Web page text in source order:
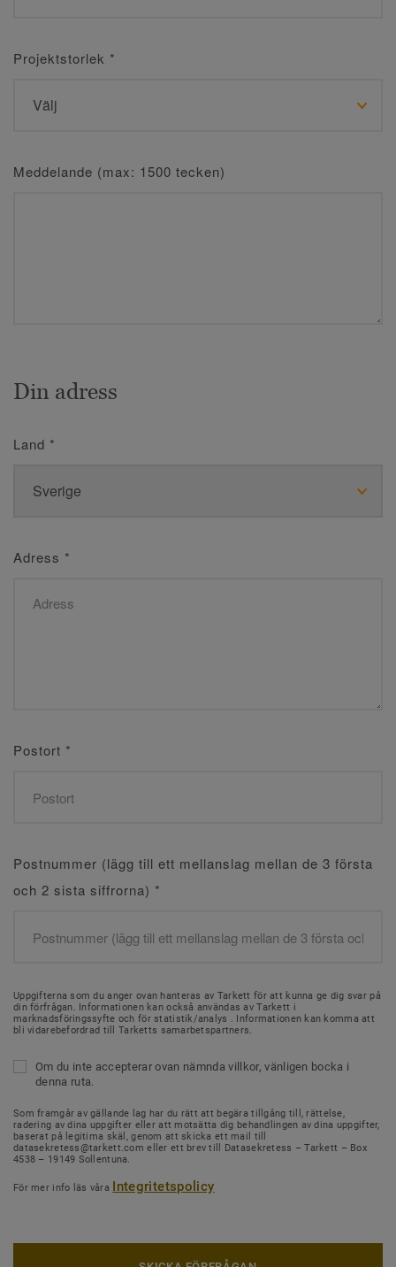
Projektstorlek *
Meddelande (max: 1500 tecken)
Din adress
Land *
Adress *
Postort *
Postnummer (lägg till ett mellanslag mellan de 3 första
och 2 sista siffrorna) *
Uppgifterna som du anger ovan hanteras av Tarkett för att kunna ge dig svar på
din förfrågan. Informationen kan också användas av Tarkett i
marknadsföringssyfte och för statistik/analys . Informationen kan komma att
bli vidarebefordrad till Tarketts samarbetspartners.
Om du inte accepterar ovan nämnda villkor, vänligen bocka i
denna ruta.
Som framgår av gällande lag har du rätt att begära tillgång till, rättelse,
radering av dina uppgifter eller att motsätta dig behandlingen av dina uppgifter,
baserat på legitima skäl, genom att skicka ett mail till
datasekretess@tarkett.com eller ett brev till Datasekretess – Tarkett – Box
4538 – 19149 Sollentuna.
För mer info läs våra Integritetspolicy